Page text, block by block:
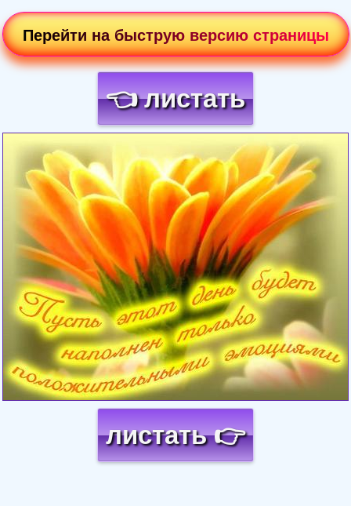
Перейти на быструю версию страницы
👈 листать
Загрузка картинки...
листать 👉